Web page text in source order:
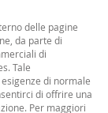
delle pagine
da parte di
di
Tale
di normale
di offrire una
Per maggiori